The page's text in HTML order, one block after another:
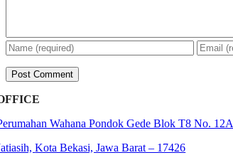
Wahana Pondok Gede Blok T8 No. 12A
Kota Bekasi, Jawa Barat – 17426